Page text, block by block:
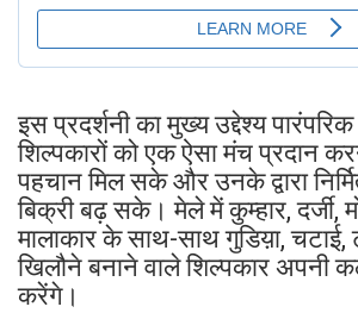
इस प्रदर्शनी का मुख्य उद्देश्य
शिल्पकारों को एक ऐसा मंच प्रदान
पहचान मिल सके और उनके द्वारा
बिक्री बढ़ सके। मेले में कुम्हार, दर्जी,
मालाकार के साथ-साथ गुडिय़ा,
खिलौने बनाने वाले शिल्पकार अपनी
करेंगे।